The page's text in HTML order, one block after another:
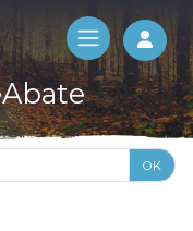
Log
OK